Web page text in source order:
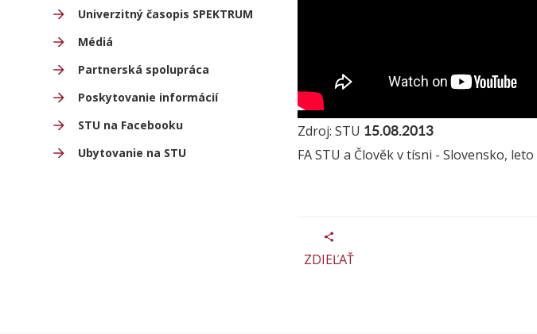
Univerzitný časopis SPEKTRUM
Médiá
Partnerská spolupráca
Poskytovanie informácií
STU na Facebooku
Ubytovanie na STU
Zdroj: STU 15.08.2013
FA STU a Člověk v tísni - Slovensko, leto
ZDIEĽAŤ